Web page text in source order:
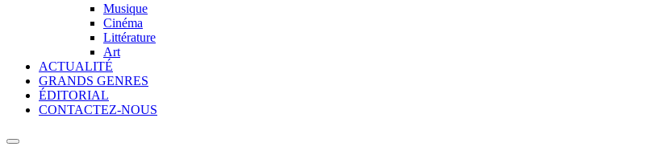
Musique
Cinéma
Littérature
Art
ACTUALITÉ
GRANDS GENRES
ÉDITORIAL
CONTACTEZ-NOUS